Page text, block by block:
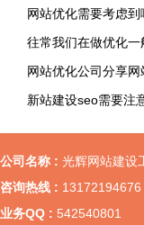
网站优化需要考虑
往常我们在做优化
网站优化公司分享
新站建设seo需要注
公司名称 : 光辉网站建设
咨询热线 : 13172194676
业务QQ : 542540801